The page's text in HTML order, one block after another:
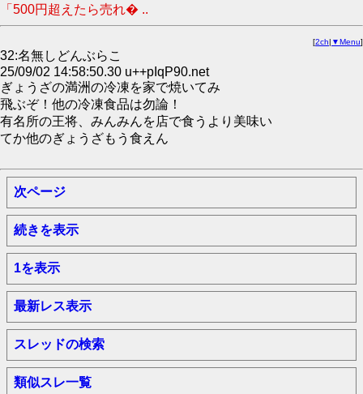
「500円超えたら売れ� ..
[2ch| ▼Menu]
32:名無しどんぶらこ
25/09/02 14:58:50.30 u++pIqP90.net
ぎょうざの満洲の冷凍を家で焼いてみ
飛ぶぞ！他の冷凍食品は勿論！
有名所の王将、みんみんを店で食うより美味い
てか他のぎょうざもう食えん
次ページ
続きを表示
1を表示
最新レス表示
スレッドの検索
類似スレ一覧